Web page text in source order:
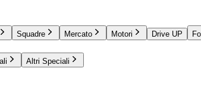
Squadre Mercato Motori Drive UP
Altri Speciali